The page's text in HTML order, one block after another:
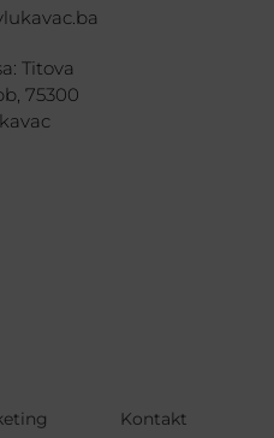
Titova
75300
Kontakt